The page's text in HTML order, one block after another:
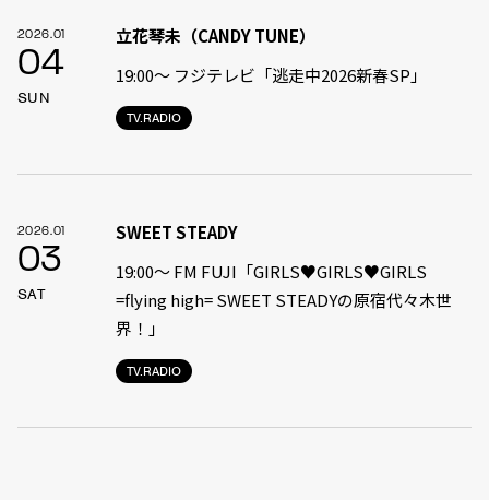
2026.01
04
SUN
TV.RADIO
立花琴未（CANDY TUNE）
19:00〜 フジテレビ「逃走中2026新春SP」
2026.01
03
SAT
TV.RADIO
SWEET STEADY
19:00〜 FM FUJI「GIRLS♥GIRLS♥GIRLS
=flying high= SWEET STEADYの原宿代々木世
界！」